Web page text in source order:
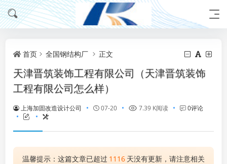
首页 全国钢结构厂 正文
天津晋筑装饰工程有限公司（天津晋筑装饰
工程有限公司怎么样）
上海加固改造设计公司 07-20 7.39 K阅读 0评论
温馨提示：这篇文章已超过 1116 天没有更新，请注意相关